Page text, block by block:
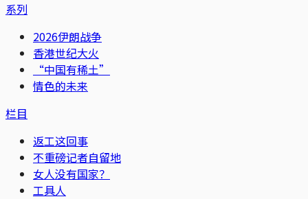
系列
2026伊朗战争
香港世纪大火
“中国有稀土”
情色的未来
栏目
返工这回事
不重磅记者自留地
女人没有国家？
工具人